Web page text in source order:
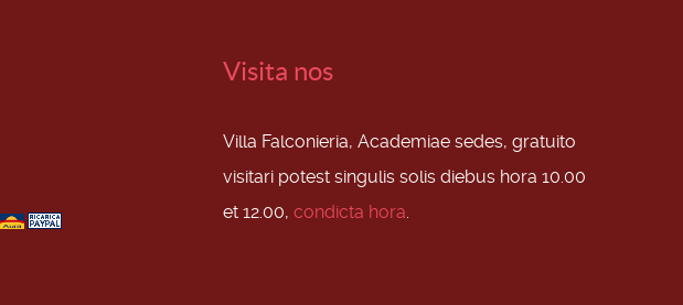
Visita nos
Villa Falconieria, Academiae sedes, gratuito
visitari potest singulis solis diebus hora 10.00
et 12.00, condicta hora.